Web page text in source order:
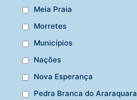
Meia Praia
Morretes
Municípios
Nações
Nova Esperança
Pedra Branca do Araraquara